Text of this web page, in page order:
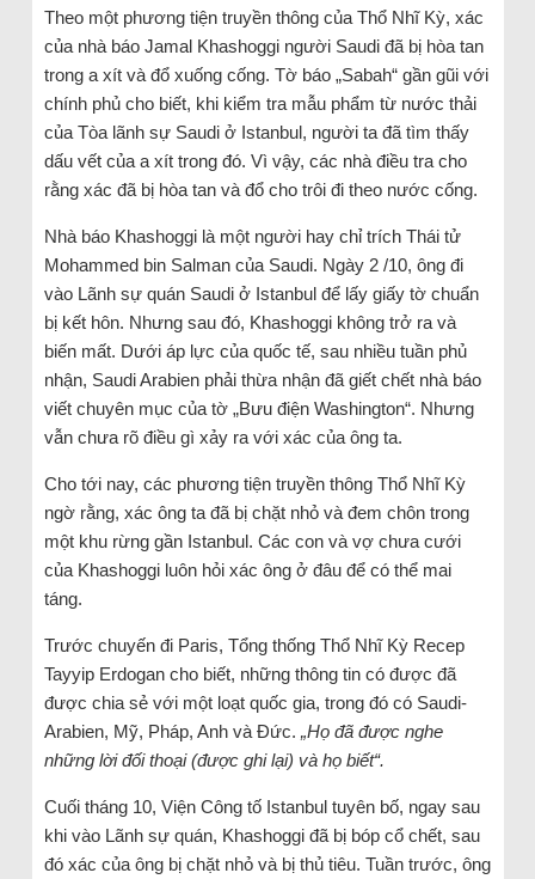
Theo một phương tiện truyền thông của Thổ Nhĩ Kỳ, xác
của nhà báo Jamal Khashoggi người Saudi đã bị hòa tan
trong a xít và đổ xuống cống. Tờ báo „Sabah“ gần gũi với
chính phủ cho biết, khi kiểm tra mẫu phẩm từ nước thải
của Tòa lãnh sự Saudi ở Istanbul, người ta đã tìm thấy
dấu vết của a xít trong đó. Vì vậy, các nhà điều tra cho
rằng xác đã bị hòa tan và đổ cho trôi đi theo nước cống.
Nhà báo Khashoggi là một người hay chỉ trích Thái tử
Mohammed bin Salman của Saudi. Ngày 2 /10, ông đi
vào Lãnh sự quán Saudi ở Istanbul để lấy giấy tờ chuẩn
bị kết hôn. Nhưng sau đó, Khashoggi không trở ra và
biến mất. Dưới áp lực của quốc tế, sau nhiều tuần phủ
nhận, Saudi Arabien phải thừa nhận đã giết chết nhà báo
viết chuyên mục của tờ „Bưu điện Washington“. Nhưng
vẫn chưa rõ điều gì xảy ra với xác của ông ta.
Cho tới nay, các phương tiện truyền thông Thổ Nhĩ Kỳ
ngờ rằng, xác ông ta đã bị chặt nhỏ và đem chôn trong
một khu rừng gần Istanbul. Các con và vợ chưa cưới
của Khashoggi luôn hỏi xác ông ở đâu để có thể mai
táng.
Trước chuyến đi Paris, Tổng thống Thổ Nhĩ Kỳ Recep
Tayyip Erdogan cho biết, những thông tin có được đã
được chia sẻ với một loạt quốc gia, trong đó có Saudi-
Arabien, Mỹ, Pháp, Anh và Đức. „Họ đã được nghe
những lời đối thoại (được ghi lại) và họ biết“.
Cuối tháng 10, Viện Công tố Istanbul tuyên bố, ngay sau
khi vào Lãnh sự quán, Khashoggi đã bị bóp cổ chết, sau
đó xác của ông bị chặt nhỏ và bị thủ tiêu. Tuần trước, ông